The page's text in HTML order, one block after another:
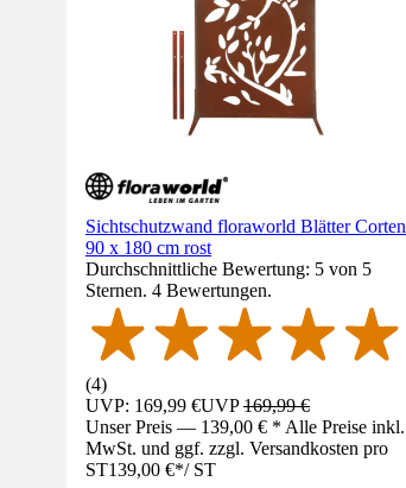
Sichtschutzwand floraworld Blätter Corten
90 x 180 cm rost
Durchschnittliche Bewertung: 5 von 5
Sternen. 4 Bewertungen.
(4)
UVP: 169,99 €UVP169,99 €
Unser Preis — 139,00 € * Alle Preise inkl.
MwSt. und ggf. zzgl. Versandkosten pro
ST139,00 €*/ ST